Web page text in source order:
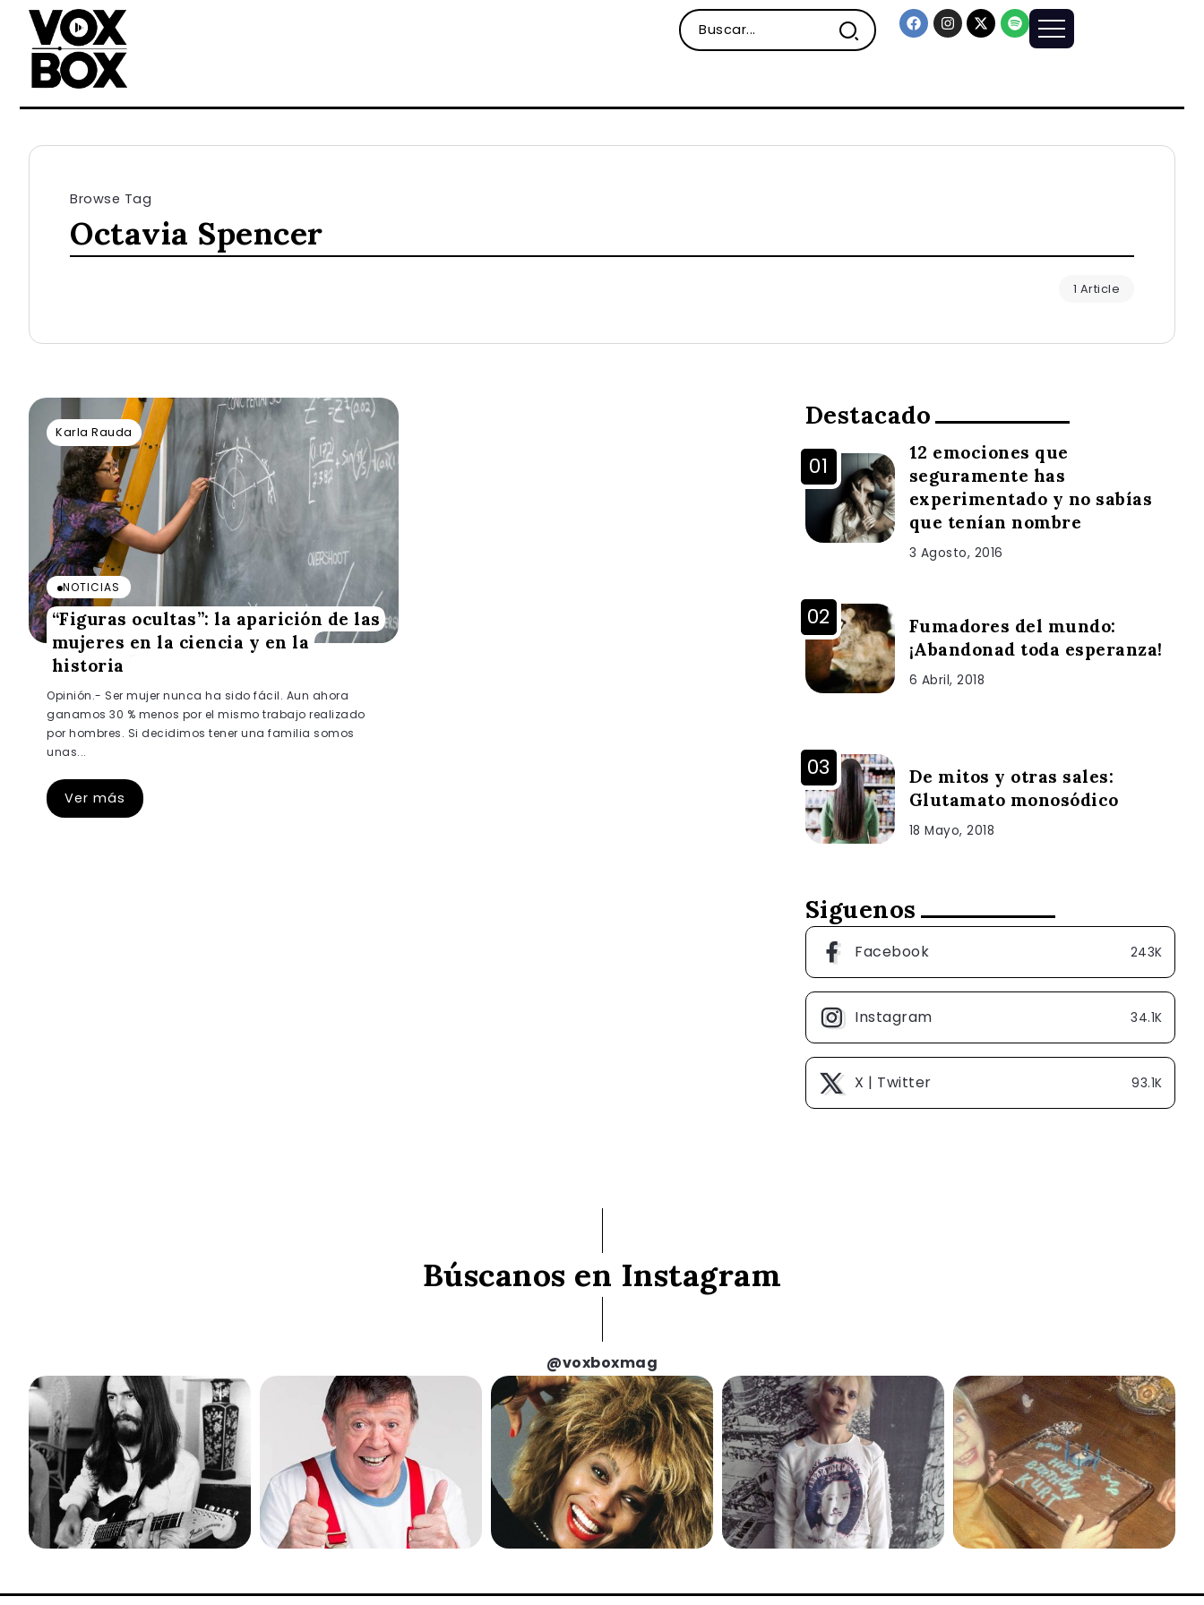
Browse Tag
Octavia Spencer
1 Article
Karla Rauda
NOTICIAS
“Figuras ocultas”: la aparición de las
mujeres en la ciencia y en la
historia
Opinión.- Ser mujer nunca ha sido fácil. Aun ahora
ganamos 30 % menos por el mismo trabajo realizado
por hombres. Si decidimos tener una familia somos
unas...
Ver más
Destacado
12 emociones que
seguramente has
experimentado y no sabías
que tenían nombre
3 Agosto, 2016
Fumadores del mundo:
¡Abandonad toda esperanza!
6 Abril, 2018
De mitos y otras sales:
Glutamato monosódico
18 Mayo, 2018
Siguenos
Facebook 243K
Instagram 34.1K
X | Twitter 93.1K
Búscanos en Instagram
@voxboxmag